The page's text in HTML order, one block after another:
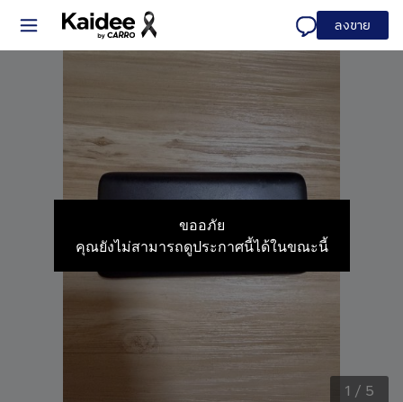
ลงขาย
ขออภัย
คุณยังไม่สามารถดูประกาศนี้ได้ในขณะนี้
1 / 5